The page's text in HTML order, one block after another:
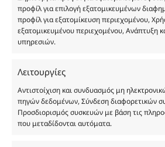
προφίλ για επιλογή εξατομικευμένων
προφίλ για εξατομίκευση περιεχομένου,
εξατομικευμένου περιεχομένου, Ανάπτυξη
υπηρεσιών.
Λειτουργίες
Αντιστοίχιση και συνδυασμός μη
πηγών δεδομένων, Σύνδεση διαφορετικών
Προσδιορισμός συσκευών με βάση τις
που μεταδίδονται αυτόματα.
Eau de parfum
Τηλ. 2314 016010
ΑΦΜ 803285309
ΓΕΜΗ 193802504000